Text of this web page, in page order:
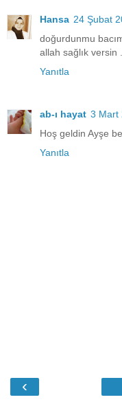
Hansa 24 Şubat
doğurdunmu
allah sağlık versin ...
Yanıtla
ab-ı hayat 3 Mart
Hoş geldin Ayşe
Yanıtla
‹